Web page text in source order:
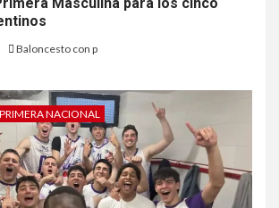
Baloncesto con p
PRIMERA NACIONAL